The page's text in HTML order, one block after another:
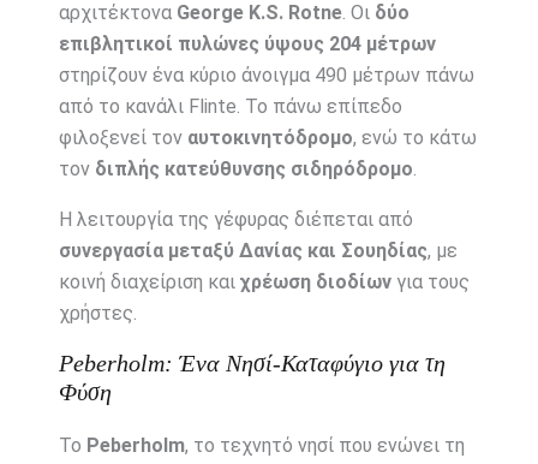
αρχιτέκτονα George K.S. Rotne. Οι δύο
επιβλητικοί πυλώνες ύψους 204 μέτρων
στηρίζουν ένα κύριο άνοιγμα 490 μέτρων πάνω
από το κανάλι Flinte. Το πάνω επίπεδο
φιλοξενεί τον αυτοκινητόδρομο, ενώ το κάτω
τον διπλής κατεύθυνσης σιδηρόδρομο.
Η λειτουργία της γέφυρας διέπεται από
συνεργασία μεταξύ Δανίας και Σουηδίας, με
κοινή διαχείριση και χρέωση διοδίωνγια τους
χρήστες.
Peberholm: Ένα Νησί-Καταφύγιο για τη
Φύση
Το Peberholm, το τεχνητό νησί που ενώνει τη